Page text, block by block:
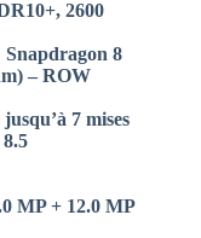
2600
8
– ROW
7 mises
MP + 12.0 MP